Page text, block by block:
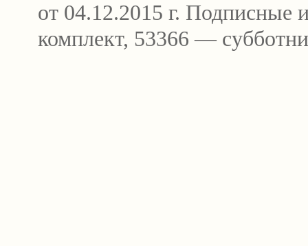
от 04.12.2015 г.
комплект, 53366 —